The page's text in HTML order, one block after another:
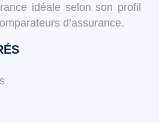
idéale selon son profil
d’assurance.